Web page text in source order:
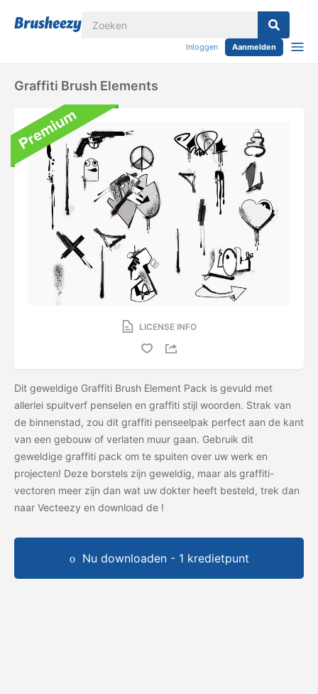
Inloggen Aanmelden
Graffiti Brush Elements
LICENSE INFO
Dit geweldige Graffiti Brush Element Pack is gevuld met
allerlei spuitverf penselen en graffiti stijl woorden. Strak van
de binnenstad, zou dit graffiti penseelpak perfect aan de kant
van een gebouw of verlaten muur gaan. Gebruik dit
geweldige graffiti pack om te spuiten over uw werk en
projecten! Deze borstels zijn geweldig, maar als graffiti-
vectoren meer zijn dan wat uw dokter heeft besteld, trek dan
naar Vecteezy en download de !
Nu downloaden - 1 kredietpunt